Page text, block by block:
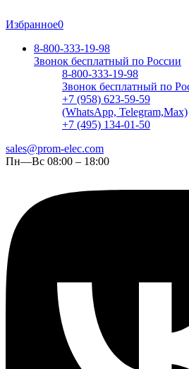
Избранное0
8-800-333-19-98
Звонок бесплатный по России
8-800-333-19-98
Звонок бесплатный по
+7 (958) 623-59-59
(WhatsApp, Telegram,Max)
+7 (495) 134-01-50
sales@prom-elec.com
Пн—Вс 08:00 – 18:00